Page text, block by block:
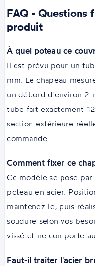
FAQ - Questions
produit
À quel poteau ce
Il est prévu pour un
mm. Le chapeau
un débord d'environ 2
tube fait exactement
section extérieure
commande.
Comment fixer ce
Ce modèle se pose
poteau en acier.
maintenez-le, puis
soudure selon vos
vissé et ne comporte
Faut-il traiter l'acier